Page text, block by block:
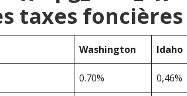
taxes foncières
Washington Idaho
0.70% 0,46%